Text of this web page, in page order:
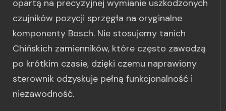
opartą na precyzyjnej wymianie uszkodzonych
czujników pozycji sprzęgła na oryginalne
komponenty Bosch. Nie stosujemy tanich
Chińskich zamienników, które często zawodzą
po krótkim czasie, dzięki czemu naprawiony
sterownik odzyskuje pełną funkcjonalność i
niezawodność.